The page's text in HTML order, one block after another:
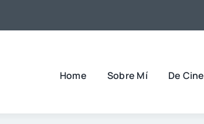
Home Sobre Mí De Cine